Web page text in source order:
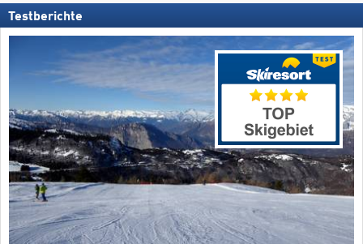
Testberichte